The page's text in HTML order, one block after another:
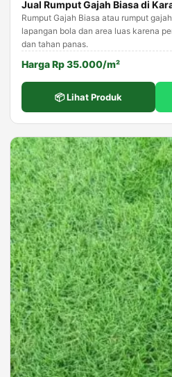
Jual Rumput Gajah Biasa di
Rumput Gajah Biasa atau rumput
lapangan bola dan area luas karena
dan tahan panas.
Harga Rp 35.000/m²
📦 Lihat Produk